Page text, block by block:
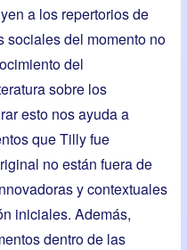
a los repertorios de
sociales del momento no
del
sobre los
esto nos ayuda a
que Tilly fue
no están fuera de
y contextuales
iniciales. Además,
dentro de las